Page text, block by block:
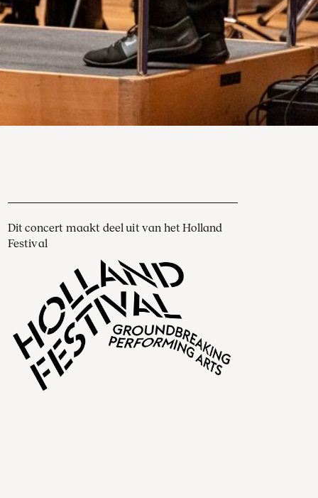
Dit concert maakt deel uit van het Holland
Festival